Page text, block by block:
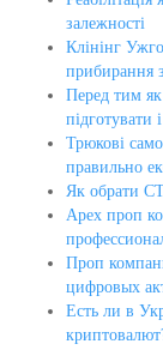
залежності
Клінінг
прибирання
Перед тим
підготувати
Трюкові
правильно
Як обрати
Apex проп
Проп
цифровых
Есть ли в